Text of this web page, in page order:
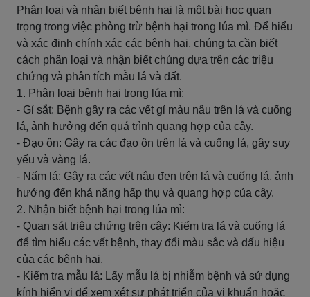
Phân loại và nhận biết bệnh hại là một bài học quan
trọng trong việc phòng trừ bệnh hại trong lúa mì. Để hiểu
và xác định chính xác các bệnh hại, chúng ta cần biết
cách phân loại và nhận biết chúng dựa trên các triệu
chứng và phân tích mẫu lá và đất.
1. Phân loại bệnh hại trong lúa mì:
- Gỉ sắt: Bệnh gây ra các vết gỉ màu nâu trên lá và cuống
lá, ảnh hưởng đến quá trình quang hợp của cây.
- Đạo ôn: Gây ra các đạo ôn trên lá và cuống lá, gây suy
yếu và vàng lá.
- Nấm lá: Gây ra các vết nâu đen trên lá và cuống lá, ảnh
hưởng đến khả năng hấp thụ và quang hợp của cây.
2. Nhận biết bệnh hại trong lúa mì:
- Quan sát triệu chứng trên cây: Kiểm tra lá và cuống lá
để tìm hiểu các vết bệnh, thay đổi màu sắc và dấu hiệu
của các bệnh hại.
- Kiểm tra mẫu lá: Lấy mẫu lá bị nhiễm bệnh và sử dụng
kính hiển vi để xem xét sự phát triển của vi khuẩn hoặc